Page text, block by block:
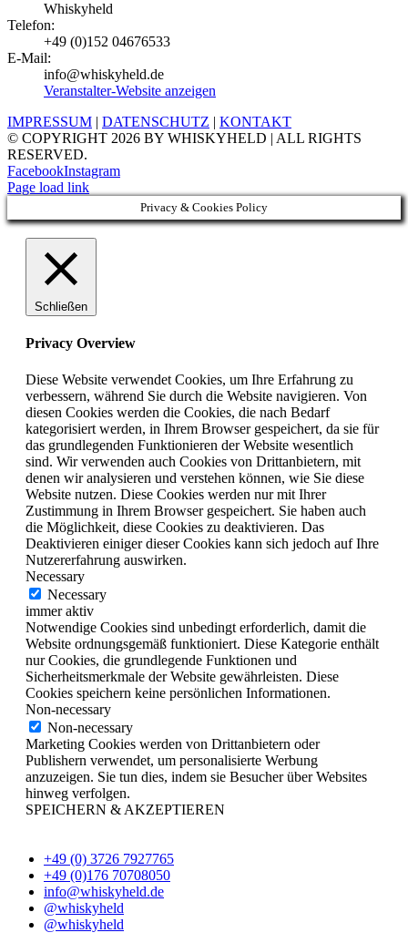
Whiskyheld
Telefon:
+49 (0)152 04676533
E-Mail:
info@whiskyheld.de
Veranstalter-Website anzeigen
IMPRESSUM | DATENSCHUTZ | KONTAKT
© COPYRIGHT 2026 BY WHISKYHELD | ALL RIGHTS
RESERVED.
FacebookInstagram
Page load link
Privacy & Cookies Policy
Schließen
Privacy Overview
Diese Website verwendet Cookies, um Ihre Erfahrung zu
verbessern, während Sie durch die Website navigieren. Von
diesen Cookies werden die Cookies, die nach Bedarf
kategorisiert werden, in Ihrem Browser gespeichert, da sie für
das grundlegenden Funktionieren der Website wesentlich
sind. Wir verwenden auch Cookies von Drittanbietern, mit
denen wir analysieren und verstehen können, wie Sie diese
Website nutzen. Diese Cookies werden nur mit Ihrer
Zustimmung in Ihrem Browser gespeichert. Sie haben auch
die Möglichkeit, diese Cookies zu deaktivieren. Das
Deaktivieren einiger dieser Cookies kann sich jedoch auf Ihre
Nutzererfahrung auswirken.
Necessary
Necessary
immer aktiv
Notwendige Cookies sind unbedingt erforderlich, damit die
Website ordnungsgemäß funktioniert. Diese Kategorie enthält
nur Cookies, die grundlegende Funktionen und
Sicherheitsmerkmale der Website gewährleisten. Diese
Cookies speichern keine persönlichen Informationen.
Non-necessary
Non-necessary
Marketing Cookies werden von Drittanbietern oder
Publishern verwendet, um personalisierte Werbung
anzuzeigen. Sie tun dies, indem sie Besucher über Websites
hinweg verfolgen.
SPEICHERN & AKZEPTIEREN
+49 (0) 3726 7927765
+49 (0)176 70708050
info@whiskyheld.de
@whiskyheld
@whiskyheld